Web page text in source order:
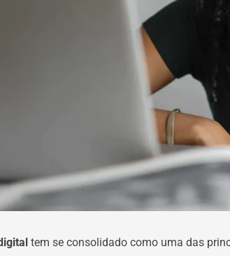
tem se consolidado como uma das